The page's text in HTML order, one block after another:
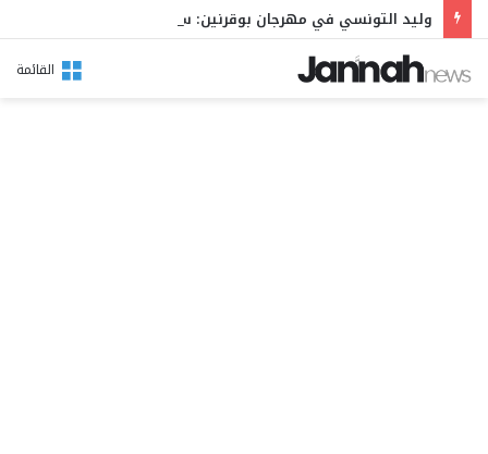
القائمة